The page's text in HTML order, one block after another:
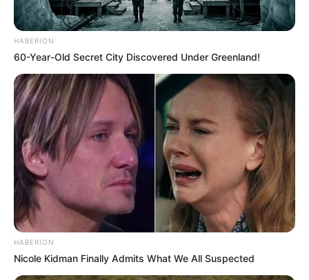
Dimasak yang Bikin Kamu
Nggak Selera
10 Pose Manekin Anti
Mainstream yang Konyol
Banget
HABERION
60-Year-Old Secret City Discovered Under Greenland!
HABERION
Nicole Kidman Finally Admits What We All Suspected